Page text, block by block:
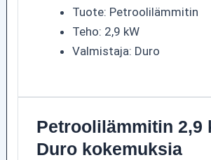
Tuote: Petroolilämmitin
Teho: 2,9 kW
Valmistaja: Duro
Petroolilämmitin 2,9
Duro kokemuksia